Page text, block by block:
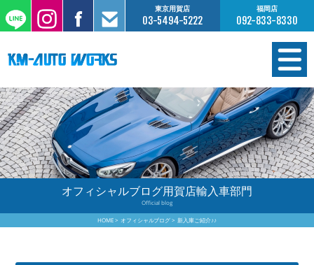
東京用賀店
03-5494-5222
福岡店
092-833-8330
在庫情報
オーダー販売
工場サービス
保証について
オフィシャルブログ用賀店輸入車部門
Official blog
HOME オフィシャルブログ 新入庫ご紹介♪♪